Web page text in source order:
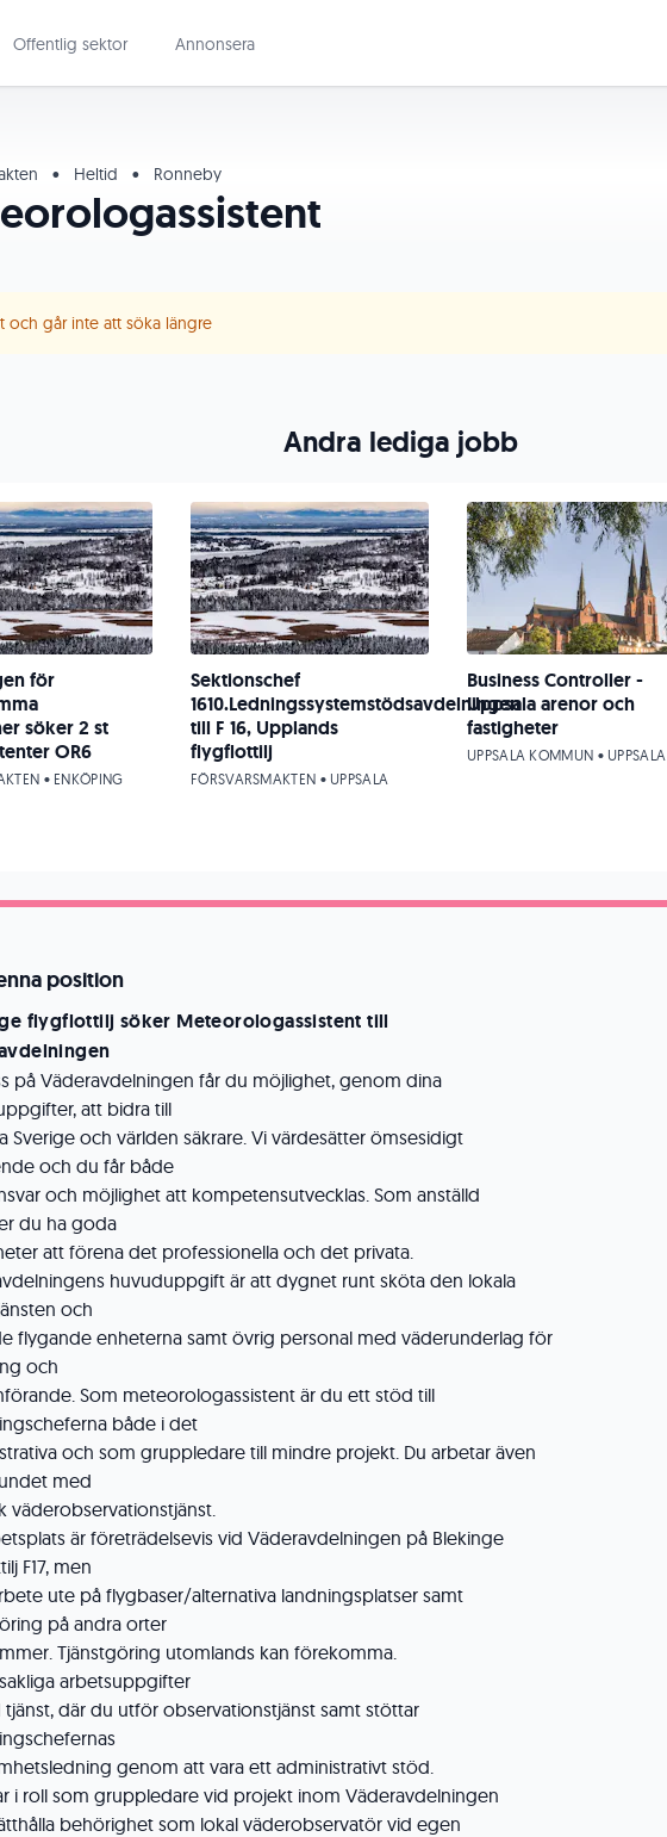
Offentlig sektor Annonsera
• Heltid • Ronneby
och går inte att söka längre
position
flygflottilj söker Meteorologassistent till
på Väderavdelningen får du möjlighet, genom dina
att bidra till
Sverige och världen säkrare. Vi värdesätter ömsesidigt
och du får både
och möjlighet att kompetensutvecklas. Som anställd
du ha goda
att förena det professionella och det privata.
huvuduppgift är att dygnet runt sköta den lokala
och
flygande enheterna samt övrig personal med väderunderlag för
och
Som meteorologassistent är du ett stöd till
både i det
och som gruppledare till mindre projekt. Du arbetar även
med
väderobservationstjänst.
är företrädelsevis vid Väderavdelningen på Blekinge
F17, men
ute på flygbaser/alternativa landningsplatser samt
på andra orter
Tjänstgöring utomlands kan förekomma.
arbetsuppgifter
tjänst, där du utför observationstjänst samt stöttar
genom att vara ett administrativt stöd.
i roll som gruppledare vid projekt inom Väderavdelningen
behörighet som lokal väderobservatör vid egen
Andra lediga jobb
för
söker 2 st
OR6
• ENKÖPING
Sektionschef
1610.Ledningssystemstödsavdelningen
till F 16, Upplands
flygflottilj
FÖRSVARSMAKTEN • UPPSALA
Business Controller -
Uppsala arenor och
fastigheter
UPPSALA KOMMUN • UPPSALA